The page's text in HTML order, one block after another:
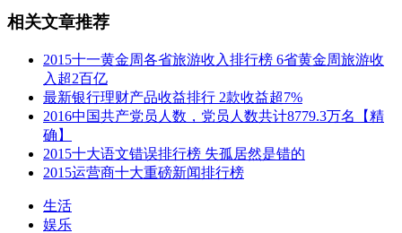
相关文章推荐
2015十一黄金周各省旅游收入排行榜 6省黄金周旅游收
入超2百亿
最新银行理财产品收益排行 2款收益超7%
2016中国共产党员人数，党员人数共计8779.3万名【精
确】
2015十大语文错误排行榜 失孤居然是错的
2015运营商十大重磅新闻排行榜
生活
娱乐